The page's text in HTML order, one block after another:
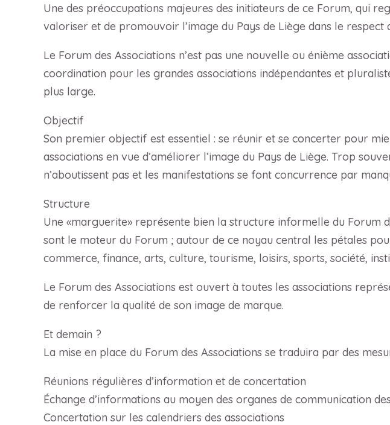
Une des préoccupations majeures des initiateurs de ce Forum, qui
valoriser et de promouvoir l’image du Pays de Liège dans le respect
Le Forum des Associations n’est pas une nouvelle ou énième
coordination pour les grandes associations indépendantes et
plus large.
Objectif
Son premier objectif est essentiel : se réunir et se concerter pour
associations en vue d’améliorer l’image du Pays de Liège. Trop
n’aboutissent pas et les manifestations se font concurrence par
Structure
Une «marguerite» représente bien la structure informelle du Forum
sont le moteur du Forum ; autour de ce noyau central les pétales
commerce, finance, arts, culture, tourisme, loisirs, sports, société,
Le Forum des Associations est ouvert à toutes les associations
de renforcer la qualité de son image de marque.
Et demain ?
La mise en place du Forum des Associations se traduira par des
Réunions régulières d’information et de concertation
Échange d’informations au moyen des organes de communication
Concertation sur les calendriers des associations